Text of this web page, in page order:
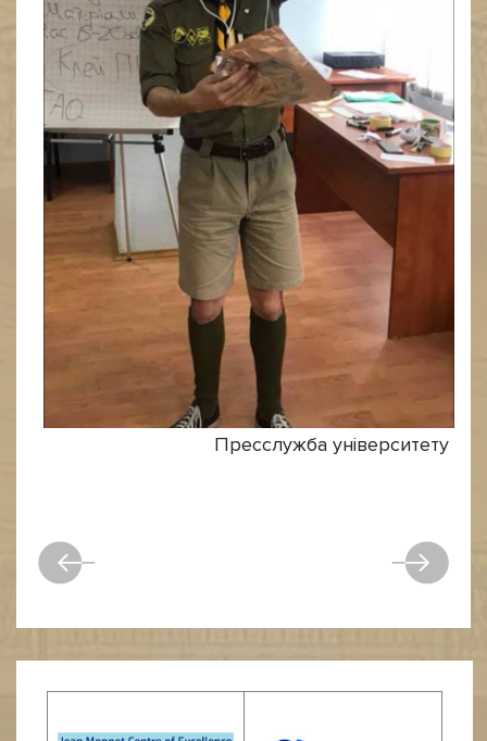
Пресслужба університету